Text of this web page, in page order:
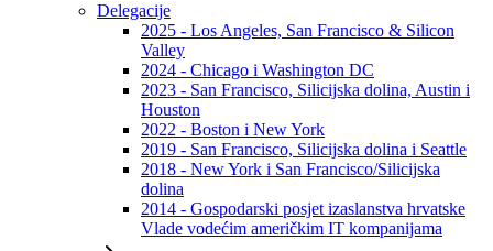
Delegacije
2025 - Los Angeles, San Francisco & Silicon
Valley
2024 - Chicago i Washington DC
2023 - San Francisco, Silicijska dolina, Austin i
Houston
2022 - Boston i New York
2019 - San Francisco, Silicijska dolina i Seattle
2018 - New York i San Francisco/Silicijska
dolina
2014 - Gospodarski posjet izaslanstva hrvatske
Vlade vodećim američkim IT kompanijama